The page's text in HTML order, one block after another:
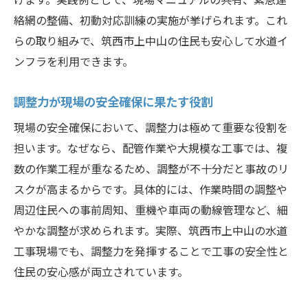
絡網の整備、初動対応訓練の実施が挙げられます。これ
らの取り組みで、筑西市上中山の住民も安心して水道イ
ンフラを利用できます。
調整力が現場の安全確保に果たす役割
現場の安全確保において、調整力は極めて重要な役割を
担います。なぜなら、配管作業や大規模な工事では、複
数の作業工程が重なるため、調整が不十分だと事故のリ
スクが高まるからです。具体的には、作業時間の調整や
周辺住民への事前周知、重機や車両の動線管理など、細
やかな調整が求められます。実際、筑西市上中山の水道
工事現場でも、調整力を発揮することで工事の安全性と
住民の安心感が両立されています。